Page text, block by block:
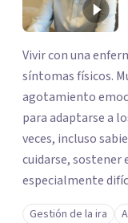
Vivir con una
síntomas físicos.
agotamiento
para adaptarse a
veces, incluso
cuidarse, sostener
especialmente
Gestión de la ira